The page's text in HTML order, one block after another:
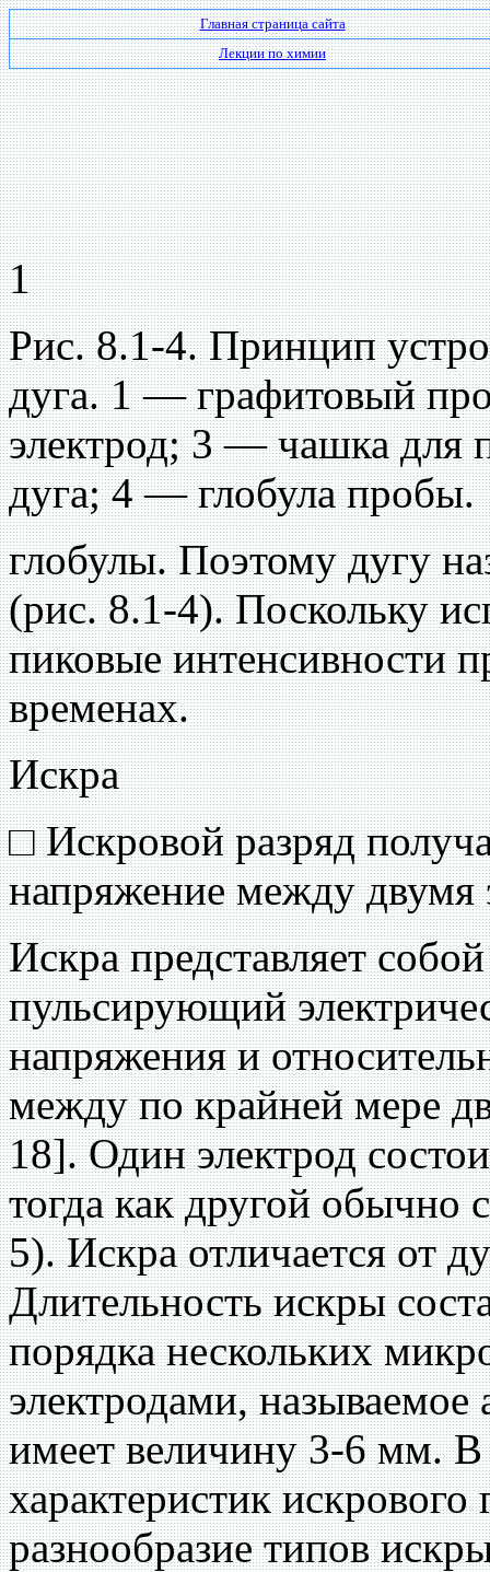
Главная страница сайта
Лекции по химии
1
Рис. 8.1-4. Принцип
дуга. 1 — графитовый
электрод; 3 — чашка для
дуга; 4 — глобула пробы.
глобулы. Поэтому дугу
(рис. 8.1-4). Поскольку
пиковые интенсивности
временах.
Искра
□ Искровой разряд
напряжение между двумя
Искра представляет
пульсирующий
напряжения и
между по крайней мере
18]. Один электрод
тогда как другой обычно
5). Искра отличается от
Длительность искры
порядка нескольких
электродами,
имеет величину 3-6 мм. В
характеристик
разнообразие типов